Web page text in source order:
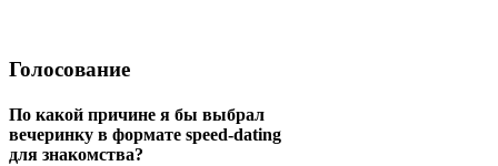
Голосование
По какой причине я бы выбрал
вечеринку в формате speed-dating
для знакомства?